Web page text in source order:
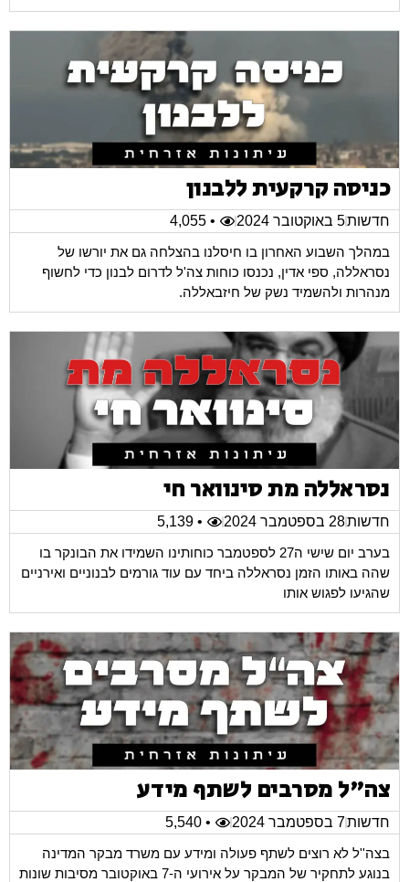
כניסה קרקעית ללבנון
חדשות5 באוקטובר 2024
• 4,055
במהלך השבוע האחרון בו חיסלנו בהצלחה גם את יורשו של
נסראללה, ספי אדין, נכנסו כוחות צה'ל לדרום לבנון כדי לחשוף
מנהרות ולהשמיד נשק של חיזבאללה.
נסראללה מת סינוואר חי
חדשות28 בספטמבר 2024
• 5,139
בערב יום שישי ה27 לספטמבר כוחותינו השמידו את הבונקר בו
שהה באותו הזמן נסראללה ביחד עם עוד גורמים לבנוניים ואירניים
שהגיעו לפגוש אותו
צה"ל מסרבים לשתף מידע
חדשות7 בספטמבר 2024
• 5,540
בצה''ל לא רוצים לשתף פעולה ומידע עם משרד מבקר המדינה
בנוגע לתחקיר של המבקר על אירועי ה-7 באוקטובר מסיבות שונות